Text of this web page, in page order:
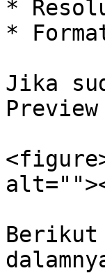
*
*
Jika
Berikut